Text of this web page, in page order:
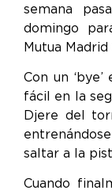
semana
domingo
Mutua Madrid
Con un
fácil en la
Djere del
saltar a la
Cuando